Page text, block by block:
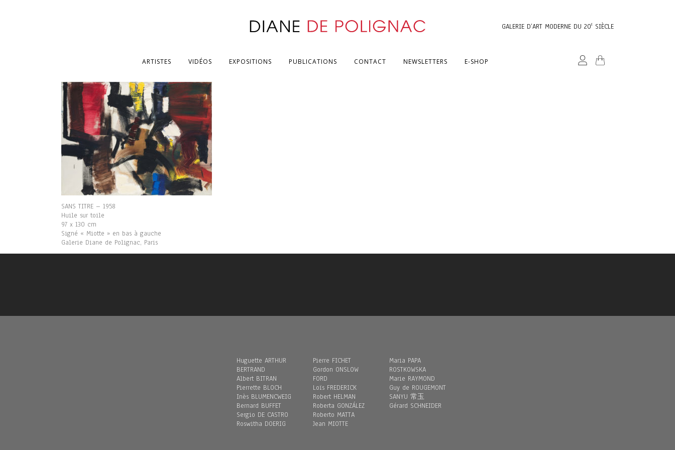
GALERIE D’ART MODERNE DU 20E SIÈCLE
ARTISTES VIDÉOS EXPOSITIONS PUBLICATIONS CONTACT NEWSLETTERS E-SHOP
SANS TITRE – 1958
Huile sur toile
97 x 130 cm
Signé « Miotte » en bas à gauche
Galerie Diane de Polignac, Paris
Huguette ARTHUR
BERTRAND
Albert BITRAN
Pierrette BLOCH
Inès BLUMENCWEIG
Bernard BUFFET
Sergio DE CASTRO
Roswitha DOERIG
Pierre FICHET
Gordon ONSLOW
FORD
Loïs FREDERICK
Robert HELMAN
Roberta GONZÁLEZ
Roberto MATTA
Jean MIOTTE
Maria PAPA
ROSTKOWSKA
Marie RAYMOND
Guy de ROUGEMONT
SANYU 常玉
Gérard SCHNEIDER